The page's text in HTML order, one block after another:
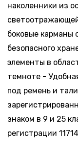
наколенники из
боковые карманы
безопасного
элементы в
темноте -
под ремень и
знаком в 9 и 25
регистрации